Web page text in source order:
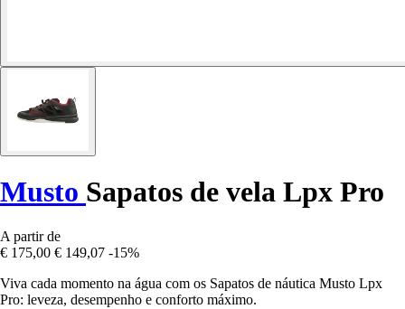
Musto Sapatos de vela Lpx Pro
A partir de
€ 175,00 € 149,07 -15%
Viva cada momento na água com os Sapatos de náutica Musto Lpx
Pro: leveza, desempenho e conforto máximo.